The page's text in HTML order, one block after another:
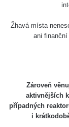
Délka
Všimli jste si,
když jsou
Má to hned
Žhavá místa
ani finanční
Zároveň
aktivnějších
případných
i